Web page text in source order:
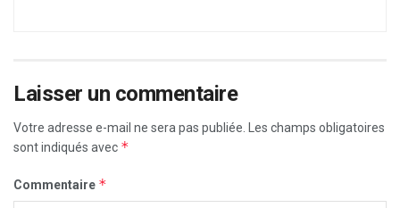
Laisser un commentaire
Votre adresse e-mail ne sera pas publiée.
Les champs obligatoires
sont indiqués avec *
Commentaire *